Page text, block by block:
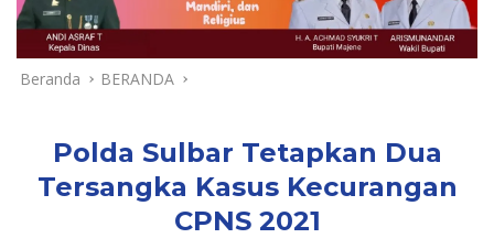
Beranda BERANDA
Polda Sulbar Tetapkan Dua
Tersangka Kasus Kecurangan
CPNS 2021